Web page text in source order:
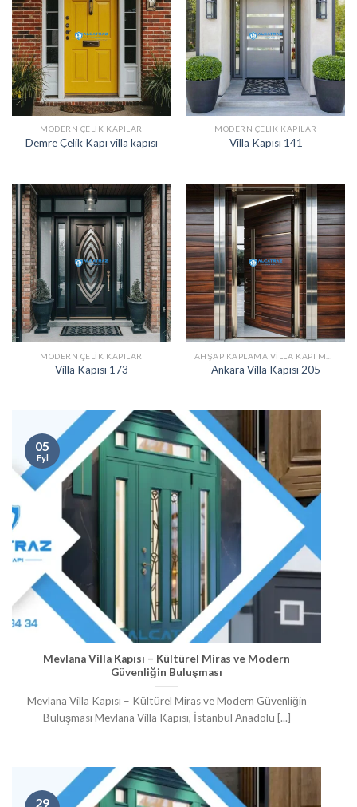
MODERN ÇELIK KAPILAR
Demre Çelik Kapı villa kapısı
MODERN ÇELIK KAPILAR
Villa Kapısı 141
MODERN ÇELIK KAPILAR
Villa Kapısı 173 Ankara Villa Kapısı 205
Mevlana Villa Kapısı – Kültürel Miras ve Modern
Güvenliğin Buluşması
Mevlana Villa Kapısı – Kültürel Miras ve Modern Güvenliğin
Buluşması Mevlana Villa Kapısı, İstanbul Anadolu [...]
05
Eyl
29